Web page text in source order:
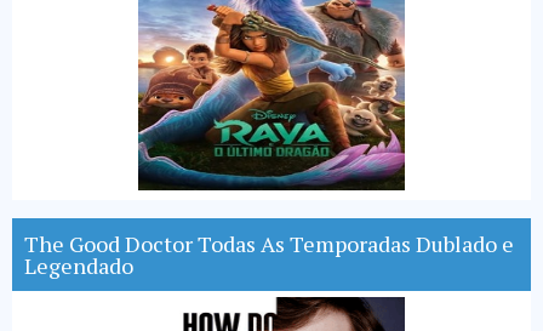
The Good Doctor Todas As Temporadas Dublado e
Legendado